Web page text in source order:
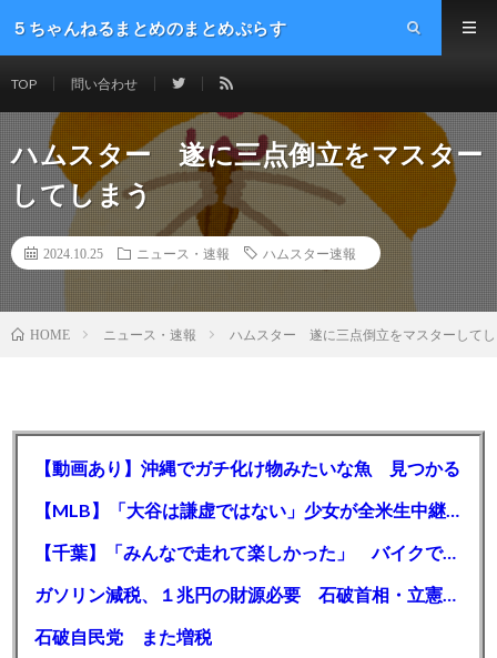
５ちゃんねるまとめのまとめぷらす
TOP 問い合わせ
ハムスター 遂に三点倒立をマスター
してしまう
2024.10.25 ニュース・速報 ハムスター速報
HOME ニュース・速報 ハムスター 遂に三点倒立をマスターして
【動画あり】沖縄でガチ化け物みたいな魚 見つかる
【MLB】「大谷は謙虚ではない」少女が全米生中継で突然の大谷翔平批判 サイン無視された過去明かす
【千葉】「みんなで走れて楽しかった」 バイクでバースデー集団暴走 男女５７人を書類送検 SNSで参加者募る
ガソリン減税、１兆円の財源必要 石破首相・立憲野田氏「財源は死に物狂いで確保しなければならない」「本当に死に物狂いで」
石破自民党 また増税